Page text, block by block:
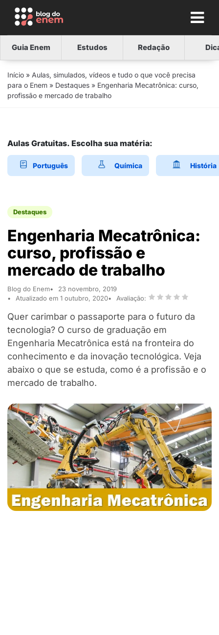
Guia Enem Estudos Redação
Início » Aulas, simulados, vídeos e tudo o que você precisa
para o Enem » Destaques » Engenharia Mecatrônica: curso,
profissão e mercado de trabalho
Aulas Gratuitas. Escolha sua matéria:
Português Química História
Destaques
Engenharia Mecatrônica:
curso, profissão e
mercado de trabalho
Blog do Enem
23 novembro, 2019
Atualizado em 1 outubro, 2020
Avaliação:
Quer carimbar o passaporte para o futuro da
tecnologia? O curso de graduação em
Engenharia Mecatrônica está na fronteira do
conhecimento e da inovação tecnológica. Veja
abaixo o que se estuda, como é a profissão e o
mercado de trabalho.